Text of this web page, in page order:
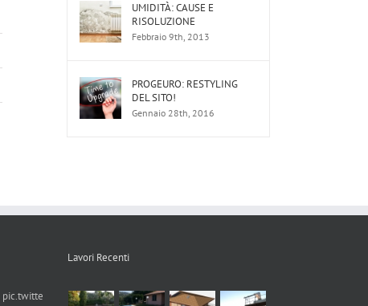
UMIDITÀ: CAUSE E
RISOLUZIONE
Febbraio 9th, 2013
PROGEURO: RESTYLING
DEL SITO!
Gennaio 28th, 2016
pic.twitte
Lavori Recenti